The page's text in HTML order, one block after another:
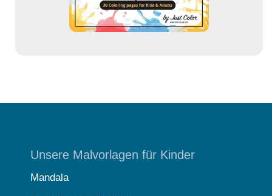
Unsere Malvorlagen für Kinder
Mandala